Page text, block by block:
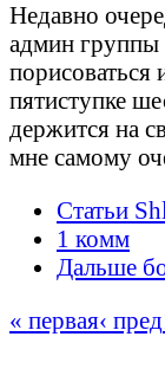
Недавно
админ группы
порисоваться
пятиступке
держится на
мне самому
Статьи
1 комм
Дальше
« первая‹ пред